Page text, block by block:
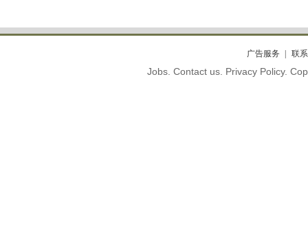
广告服务 联
Jobs. Contact us. Privacy Policy.